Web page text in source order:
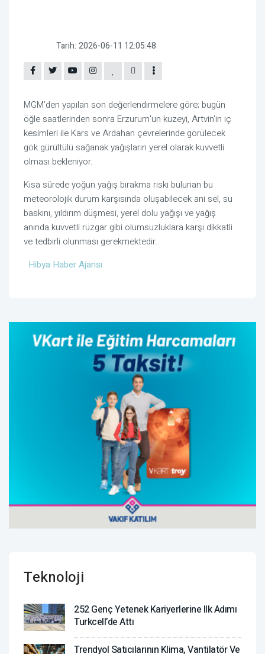
Tarih: 2026-06-11 12:05:48
MGM’den yapılan son değerlendirmelere göre; bugün
öğle saatlerinden sonra Erzurum'un kuzeyi, Artvin'in iç
kesimleri ile Kars ve Ardahan çevrelerinde görülecek
gök gürültülü sağanak yağışların yerel olarak kuvvetli
olması bekleniyor.
Kısa sürede yoğun yağış bırakma riski bulunan bu
meteorolojik durum karşısında oluşabilecek ani sel, su
baskını, yıldırım düşmesi, yerel dolu yağışı ve yağış
anında kuvvetli rüzgar gibi olumsuzluklara karşı dikkatli
ve tedbirli olunması gerekmektedir.
Hibya Haber Ajansı
Teknoloji
252 Genç Yetenek Kariyerlerine Ilk Adımı
Turkcell’de Attı
Trendyol Satıcılarının Klima, Vantilatör ‎ve